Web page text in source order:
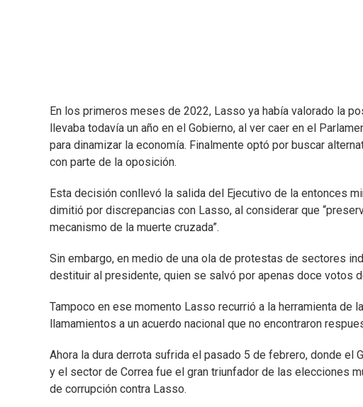
En los primeros meses de 2022, Lasso ya había valorado la
llevaba todavía un año en el Gobierno, al ver caer en el
para dinamizar la economía. Finalmente optó por buscar
con parte de la oposición.
Esta decisión conllevó la salida del Ejecutivo de la entonces
dimitió por discrepancias con Lasso, al considerar que
mecanismo de la muerte cruzada”.
Sin embargo, en medio de una ola de protestas de sectores
destituir al presidente, quien se salvó por apenas doce votos
Tampoco en ese momento Lasso recurrió a la herramienta de
llamamientos a un acuerdo nacional que no encontraron
Ahora la dura derrota sufrida el pasado 5 de febrero, donde
y el sector de Correa fue el gran triunfador de las elecciones
de corrupción contra Lasso.